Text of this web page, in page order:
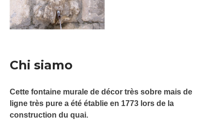
Chi siamo
Cette fontaine murale de décor très sobre mais de
ligne très pure a été établie en 1773 lors de la
construction du quai.